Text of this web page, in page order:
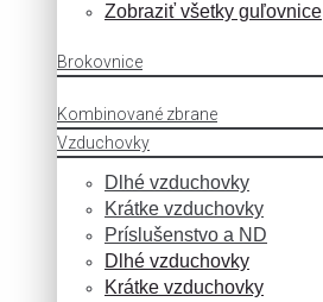
Zobraziť všetky guľovnice
Brokovnice
Kombinované zbrane
Vzduchovky
Dlhé vzduchovky
Krátke vzduchovky
Príslušenstvo a ND
Dlhé vzduchovky
Krátke vzduchovky